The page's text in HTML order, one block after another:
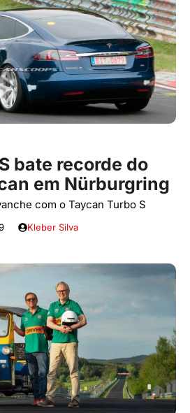
bate recorde do
em Nürburgring
com o Taycan Turbo S
Kleber Silva